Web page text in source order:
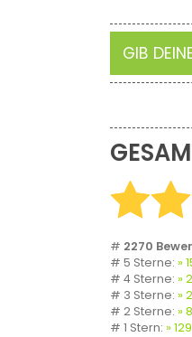
GIB
# 2270
# 5 Sterne:
# 4 Sterne:
# 3 Sterne:
# 2 Sterne:
# 1 Stern:
129